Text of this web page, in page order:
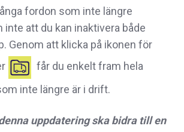
fordon som inte längre
inte att du kan inaktivera både
Genom att klicka på ikonen för
får du enkelt fram hela
inte längre är i drift.
uppdatering ska bidra till en